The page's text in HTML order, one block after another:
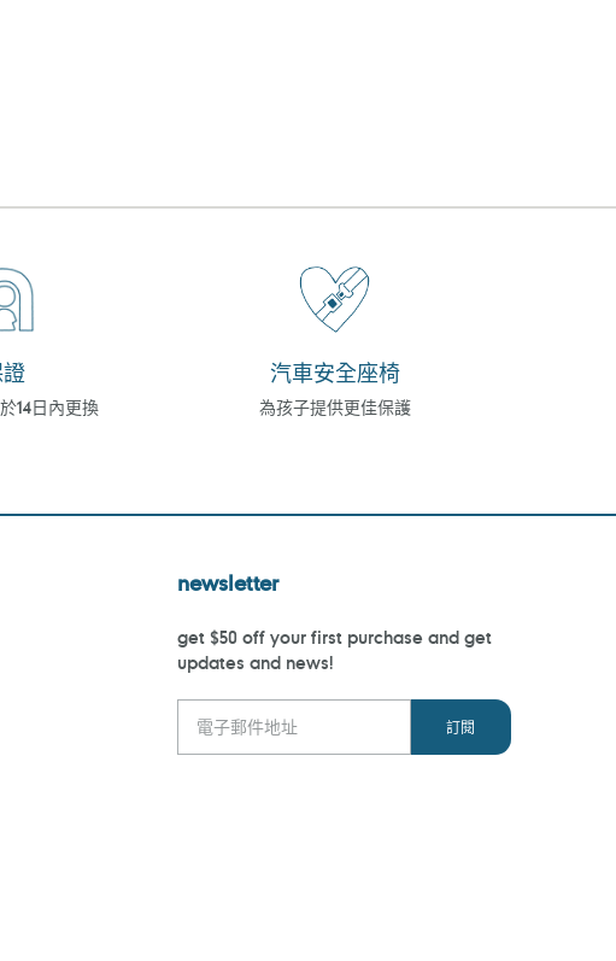
14日內更換
汽車安全座椅
為孩子提供更佳保護
newsletter
get $50 off your first purchase and get
updates and news!